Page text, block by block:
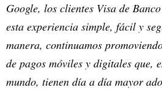
Google, los clientes Visa de
esta experiencia simple, fácil y
manera, continuamos
de pagos móviles y digitales que,
mundo, tienen día a día mayor